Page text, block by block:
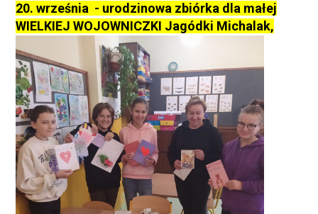
20. września - urodzinowa zbiórka dla małej
WIELKIEJ WOJOWNICZKI Jagódki Michalak,